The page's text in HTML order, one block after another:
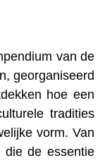
van de
georganiseerd
hoe een
tradities
vorm. Van
die de essentie